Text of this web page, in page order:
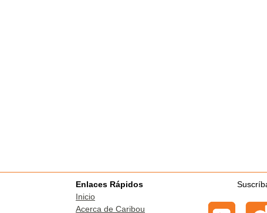
Enlaces Rápidos
Inicio
Acerca de Caribou